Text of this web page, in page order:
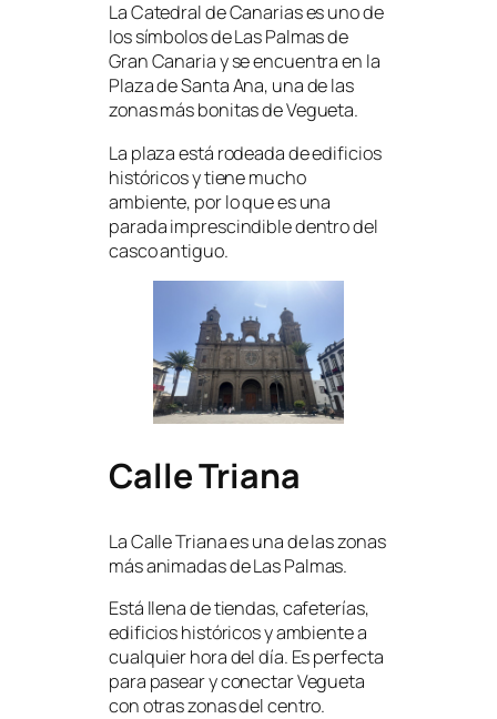
La Catedral de Canarias es uno de
los símbolos de Las Palmas de
Gran Canaria y se encuentra en la
Plaza de Santa Ana, una de las
zonas más bonitas de Vegueta.
La plaza está rodeada de edificios
históricos y tiene mucho
ambiente, por lo que es una
parada imprescindible dentro del
casco antiguo.
Calle Triana
La Calle Triana es una de las zonas
más animadas de Las Palmas.
Está llena de tiendas, cafeterías,
edificios históricos y ambiente a
cualquier hora del día. Es perfecta
para pasear y conectar Vegueta
con otras zonas del centro.